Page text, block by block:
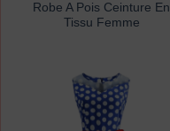
Robe A Pois Ceinture En
Tissu Femme